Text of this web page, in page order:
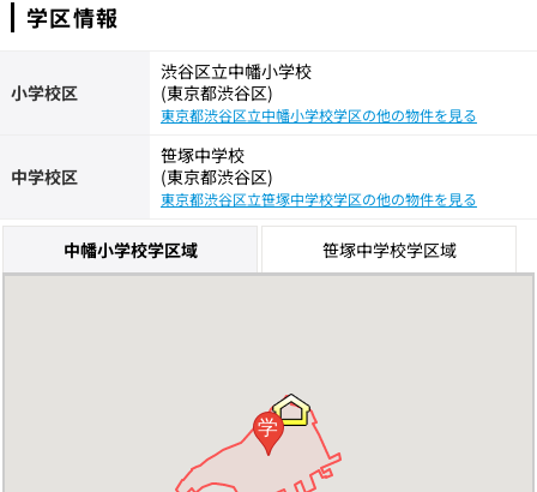
学区情報
小学校区
渋谷区立中幡小学校
(東京都渋谷区)
東京都渋谷区立中幡小学校学区の他の物件を見る
中学校区
笹塚中学校
(東京都渋谷区)
東京都渋谷区立笹塚中学校学区の他の物件を見る
中幡小学校学区域 笹塚中学校学区域
学